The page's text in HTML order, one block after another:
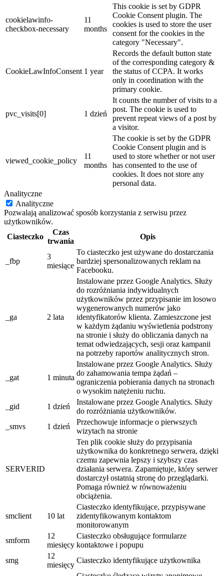
cookielawinfo-
checkbox-necessary
11
months
This cookie is set by GDPR
Cookie Consent plugin. The
cookies is used to store the user
consent for the cookies in the
category "Necessary".
CookieLawInfoConsent 1 year
Records the default button state
of the corresponding category &
the status of CCPA. It works
only in coordination with the
primary cookie.
pvc_visits[0] 1 dzień
It counts the number of visits to a
post. The cookie is used to
prevent repeat views of a post by
a visitor.
viewed_cookie_policy
11
months
The cookie is set by the GDPR
Cookie Consent plugin and is
used to store whether or not user
has consented to the use of
cookies. It does not store any
personal data.
Analityczne
Analityczne
Pozwalają analizować sposób korzystania z serwisu przez
użytkowników.
Ciasteczko
Czas
trwania
Opis
_fbp
3
miesiące
To ciasteczko jest używane do dostarczania
bardziej spersonalizowanych reklam na
Facebooku.
_ga 2 lata
Instalowane przez Google Analytics. Służy
do rozróżniania indywidualnych
użytkowników przez przypisanie im losowo
wygenerowanych numerów jako
identyfikatorów klienta. Zamieszczone jest
w każdym żądaniu wyświetlenia podstrony
na stronie i służy do obliczania danych na
temat odwiedzających, sesji oraz kampanii
na potrzeby raportów analitycznych stron.
_gat 1 minuta
Instalowane przez Google Analytics. Służy
do zahamowania tempa żądań –
ograniczenia pobierania danych na stronach
o wysokim natężeniu ruchu.
_gid
1 dzień
Instalowane przez Google Analytics. Służy
do rozróżniania użytkowników.
_smvs
1 dzień
Przechowuje informacje o pierwszych
wizytach na stronie
SERVERID
Ten plik cookie służy do przypisania
użytkownika do konkretnego serwera, dzięki
czemu zapewnia lepszy i szybszy czas
działania serwera. Zapamiętuje, który serwer
dostarczył ostatnią stronę do przeglądarki.
Pomaga również w równoważeniu
obciążenia.
smclient 10 lat
Ciasteczko identyfikujące, przypisywane
zidentyfikowanym kontaktom
monitorowanym
smform
12
miesięcy
Ciasteczko obsługujące formularze
kontaktowe i popupu
smg
12
miesięcy
Ciasteczko identyfikujące użytkownika